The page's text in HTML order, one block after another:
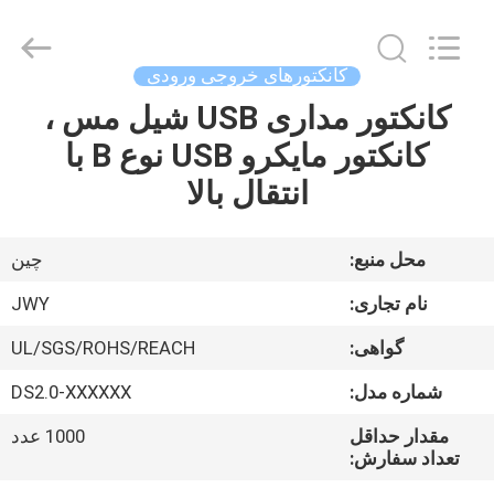
صفحه
اصلی
درباره
کارخانه
Electronic
Reserved.
کانکتورهای خروجی ورودی
کانکتور مداری USB شیل مس ،
کانکتور مایکرو USB نوع B با
انتقال بالا
محل منبع:
چین
نام تجاری:
JWY
گواهی:
UL/SGS/ROHS/REACH
شماره مدل:
DS2.0-XXXXXX
مقدار حداقل
تعداد سفارش:
1000 عدد